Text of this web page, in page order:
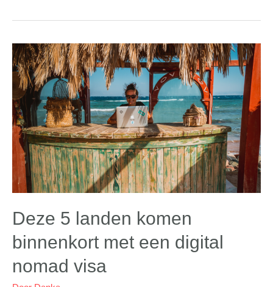
Deze 5 landen komen
binnenkort met een digital
nomad visa